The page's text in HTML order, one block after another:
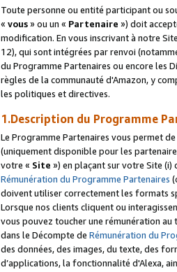
Toute personne ou entité participant ou
« vous» ou un « Partenaire ») doit
modification. En vous inscrivant à notre
12), qui sont intégrées par renvoi
du Programme Partenaires ou encore les
règles de la communauté d'Amazon, y
les politiques et directives.
1.Description du Programme
Le Programme Partenaires vous permet
(uniquement disponible pour les
votre « Site ») en plaçant sur votre Site (i)
Rémunération du Programme Partenaires
doivent utiliser correctement les formats
Lorsque nos clients cliquent ou
vous pouvez toucher une rémunération
dans le Décompte de Rémunération du
des données, des images, du texte, des
d’applications, la fonctionnalité d'Alexa,